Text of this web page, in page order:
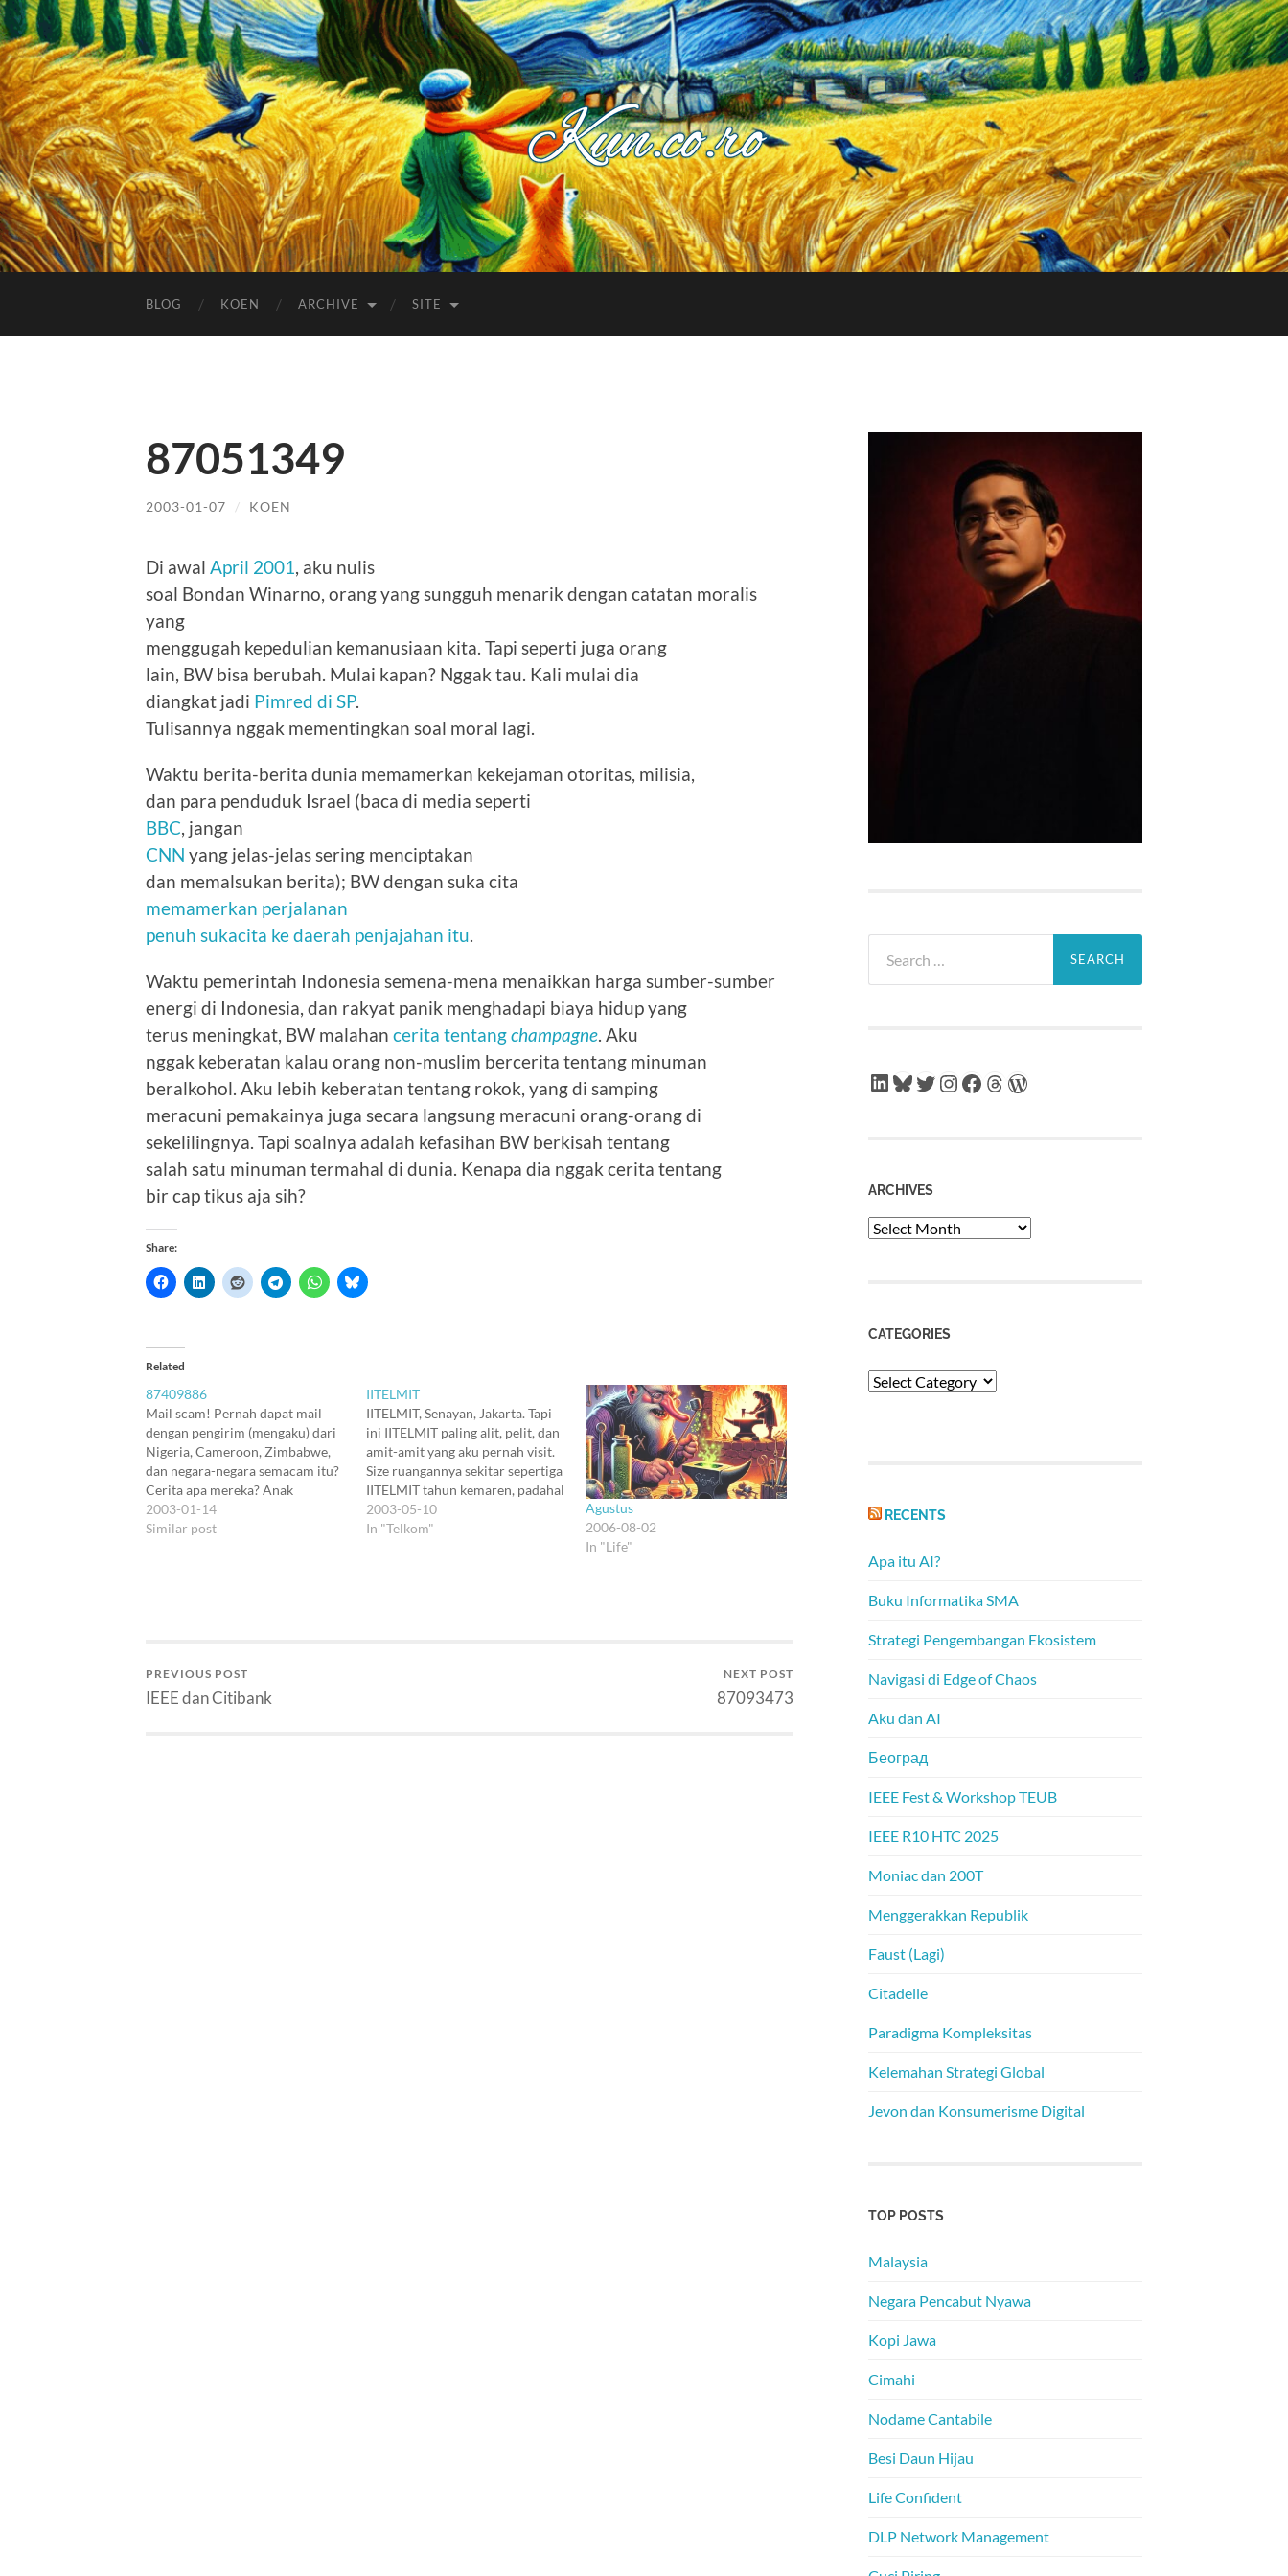
Kuncoro++
BLOG KOEN ARCHIVE SITE
87051349
2003-01-07 / KOEN
Di awal April 2001 , aku nulis
soal Bondan Winarno, orang yang sungguh menarik dengan catatan moralis
yang
menggugah kepedulian kemanusiaan kita. Tapi seperti juga orang
lain, BW bisa berubah. Mulai kapan? Nggak tau. Kali mulai dia
diangkat jadi Pimred di SP.
Tulisannya nggak mementingkan soal moral lagi.
Waktu berita-berita dunia memamerkan kekejaman otoritas, milisia,
dan para penduduk Israel (baca di media seperti
BBC , jangan
CNN yang jelas-jelas sering menciptakan
dan memalsukan berita); BW dengan suka cita
memamerkan perjalanan
penuh sukacita ke daerah penjajahan itu
Waktu pemerintah Indonesia semena-mena menaikkan harga sumber-sumber
energi di Indonesia, dan rakyat panik menghadapi biaya hidup yang
terus meningkat, BW malahan cerita tentangchampagne . Aku
nggak keberatan kalau orang non-muslim bercerita tentang minuman
beralkohol. Aku lebih keberatan tentang rokok, yang di samping
meracuni pemakainya juga secara langsung meracuni orang-orang di
sekelilingnya. Tapi soalnya adalah kefasihan BW berkisah tentang
salah satu minuman termahal di dunia. Kenapa dia nggak cerita tentang
bir cap tikus aja sih?
Share:
Related
87409886
Mail scam! Pernah dapat mail
dengan pengirim (mengaku) dari
Nigeria, Cameroon, Zimbabwe,
dan negara-negara semacam itu?
Cerita apa mereka? Anak
hartawan terbunuh yang akan
mewarisi jutaan dollar? Pegawai
2003-01-14
Similar post
IITELMIT
IITELMIT, Senayan, Jakarta. Tapi
ini IITELMIT paling alit, pelit, dan
amit-amit yang aku pernah visit.
Size ruangannya sekitar sepertiga
IITELMIT tahun kemaren, padahal
yang tahun kemaren juga cuma
sepertiganya tahun 2000. Asli
2003-05-10
In "Telkom"
Agustus
2006-08-02
In "Life"
PREVIOUS POST
IEEE dan Citibank
NEXT POST
87093473
for:
LinkedIn
Bluesky
Twitter
Instagram
Facebook
Threads
WordPress
ARCHIVES
Archives
CATEGORIES
Categories
RECENTS
Apa itu AI?
Buku Informatika SMA
Strategi Pengembangan Ekosistem
Navigasi di Edge of Chaos
Aku dan AI
Београд
IEEE Fest & Workshop TEUB
IEEE R10 HTC 2025
Moniac dan 200T
Menggerakkan Republik
Faust (Lagi)
Citadelle
Paradigma Kompleksitas
Kelemahan Strategi Global
Jevon dan Konsumerisme Digital
TOP POSTS
Malaysia
Negara Pencabut Nyawa
Kopi Jawa
Cimahi
Nodame Cantabile
Besi Daun Hijau
Life Confident
DLP Network Management